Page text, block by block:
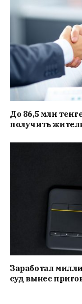
До 86,5 млн
получить
Заработал
суд вынес